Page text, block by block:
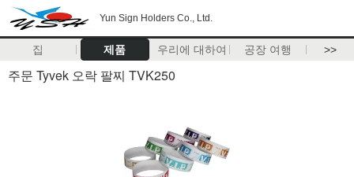
Yun Sign Holders Co., Ltd.
집 제품 우리에 대하여 공장 여행 >>
주문 Tyvek 오락 팔찌 TVK250